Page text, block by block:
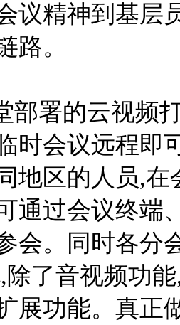
议精神到基层
路。
部署的云视频
时会议远程即
地区的人员,在
通过会议终端
会。同时各分
除了音视频功
展功能。真正